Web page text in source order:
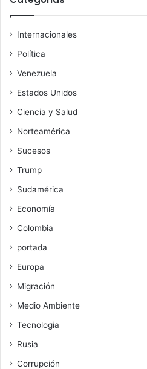
Internacionales
Política
Venezuela
Estados Unidos
Ciencia y Salud
Norteamérica
Sucesos
Trump
Sudamérica
Economía
Colombia
portada
Europa
Migración
Medio Ambiente
Tecnologia
Rusia
Corrupción